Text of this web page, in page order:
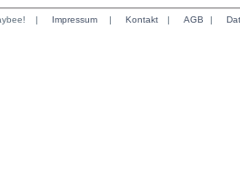
| Impressum | Kontakt | AGB |